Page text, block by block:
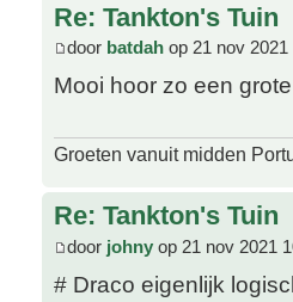
Re: Tankton's Tuin
door batdah op 21 nov 2021
Mooi hoor zo een
Groeten vanuit midden
Re: Tankton's Tuin
door johny op 21 nov 2021
# Draco eigenlijk